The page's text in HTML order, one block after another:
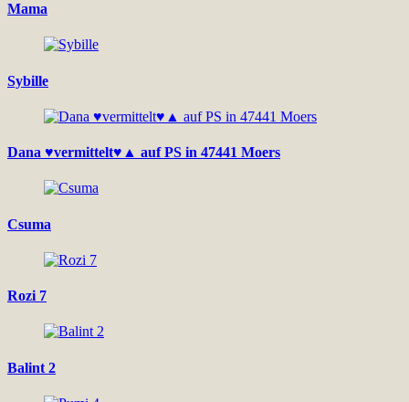
Mama
Sybille
Dana ♥vermittelt♥▲ auf PS in 47441 Moers
Csuma
Rozi 7
Balint 2